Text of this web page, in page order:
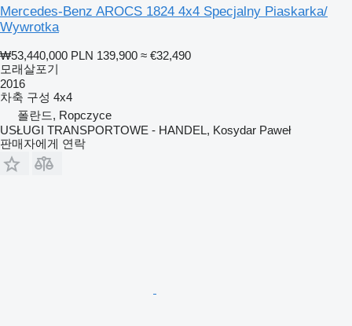
Mercedes-Benz AROCS 1824 4x4 Specjalny Piaskarka/
Wywrotka
₩53,440,000 PLN 139,900 ≈ €32,490
모래살포기
2016
차축 구성 4x4
폴란드, Ropczyce
USŁUGI TRANSPORTOWE - HANDEL, Kosydar Paweł
판매자에게 연락